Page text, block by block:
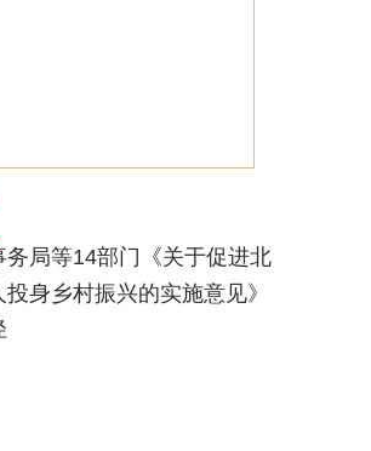
务局等14部门《关于促进北
身乡村振兴的实施意见》